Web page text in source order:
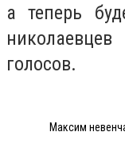
а теперь
голосов.
Максим